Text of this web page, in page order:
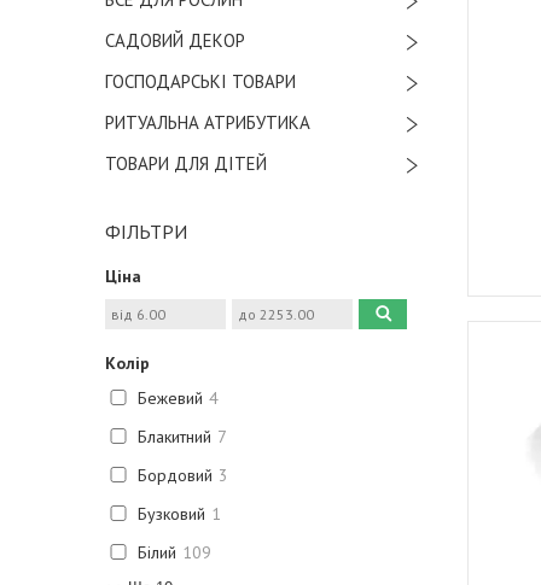
САДОВИЙ ДЕКОР
ГОСПОДАРСЬКІ ТОВАРИ
РИТУАЛЬНА АТРИБУТИКА
ТОВАРИ ДЛЯ ДІТЕЙ
ФІЛЬТРИ
Ціна
Колір
Бежевий 4
Блакитний 7
Бордовий 3
Бузковий 1
Білий 109